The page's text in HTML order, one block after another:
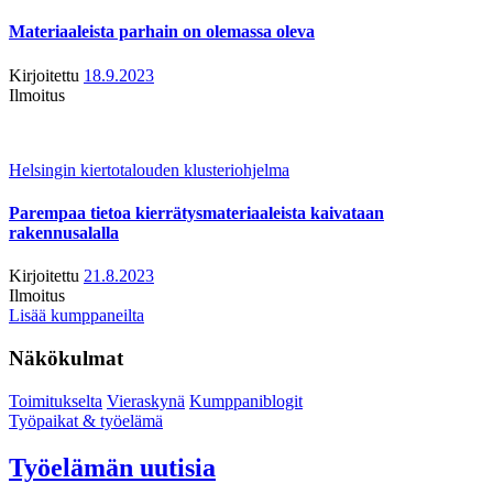
Materiaaleista parhain on olemassa oleva
Kirjoitettu 18.9.2023
Ilmoitus
Helsingin kiertotalouden klusteriohjelma
Parempaa tietoa kierrätysmateriaaleista kaivataan
rakennusalalla
Kirjoitettu 21.8.2023
Ilmoitus
Lisää kumppaneilta
Näkökulmat
Toimitukselta Vieraskynä Kumppaniblogit
Työpaikat & työelämä
Työelämän uutisia